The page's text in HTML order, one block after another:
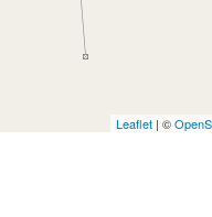
Leaflet | ©